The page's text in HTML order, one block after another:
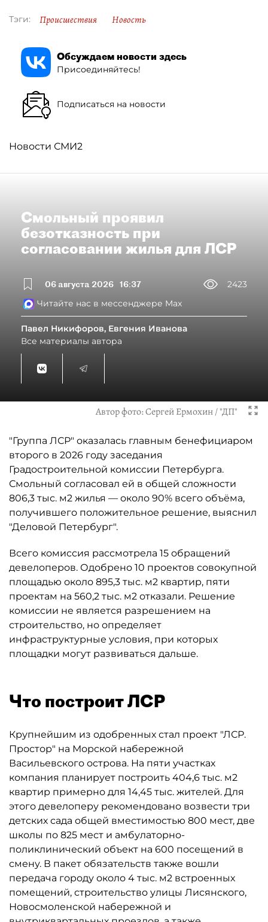
Тэги: Происшествия Новость
Обсуждаем новости здесь
Присоединяйтесь!
Подписаться на новости
Новости СМИ2
Смольный проявил
безотказность при
согласовании жилья для ЛСР
06 августа 2026 16:37
2423
Читайте нас в мессенджере Max
Павел Никифоров, Евгения Иванова
Все материалы автора
Автор фото:Сергей Ермохин / "ДП"
"Группа ЛСР" оказалась главным бенефициаром
второго в 2026 году заседания
Градостроительной комиссии Петербурга.
Смольный согласовал ей в общей сложности
806,3 тыс. м2 жилья — около 90% всего объёма,
получившего положительное решение, выяснил
"Деловой Петербург".
Всего комиссия рассмотрела 15 обращений
девелоперов. Одобрено 10 проектов совокупной
площадью около 895,3 тыс. м2 квартир, пяти
проектам на 560,2 тыс. м2 отказали. Решение
комиссии не является разрешением на
строительство, но определяет
инфраструктурные условия, при которых
площадки могут развиваться дальше.
Что построит ЛСР
Крупнейшим из одобренных стал проект "ЛСР.
Простор" на Морской набережной
Васильевского острова. На пяти участках
компания планирует построить 404,6 тыс. м2
квартир примерно для 14,45 тыс. жителей. Для
этого девелоперу рекомендовано возвести три
детских сада общей вместимостью 800 мест, две
школы по 825 мест и амбулаторно-
поликлинический объект на 600 посещений в
смену. В пакет обязательств также вошли
передача городу около 4 тыс. м2 встроенных
помещений, строительство улицы Лисянского,
Новосмоленской набережной и